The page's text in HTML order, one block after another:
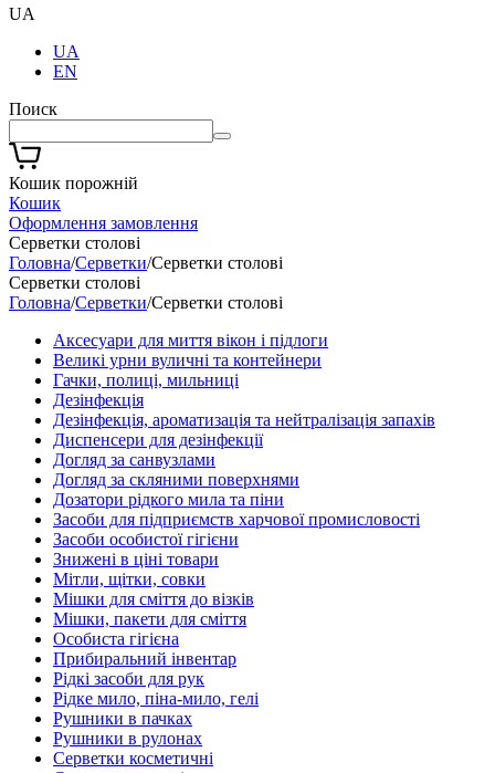
UA
UA
EN
Поиск
Кошик порожній
Кошик
Оформлення замовлення
Серветки столові
Головна/Серветки/Серветки столові
Серветки столові
Головна/Серветки/Серветки столові
Аксесуари для миття вікон і підлоги
Великі урни вуличні та контейнери
Гачки, полиці, мильниці
Дезінфекція
Дезінфекція, ароматизація та нейтралізація запахів
Диспенсери для дезінфекції
Догляд за санвузлами
Догляд за скляними поверхнями
Дозатори рідкого мила та піни
Засоби для підприємств харчової промисловості
Засоби особистої гігієни
Знижені в ціні товари
Мітли, щітки, совки
Мішки для сміття до візків
Мішки, пакети для сміття
Особиста гігієна
Прибиральний інвентар
Рідкі засоби для рук
Рідке мило, піна-мило, гелі
Рушники в пачках
Рушники в рулонах
Серветки косметичні